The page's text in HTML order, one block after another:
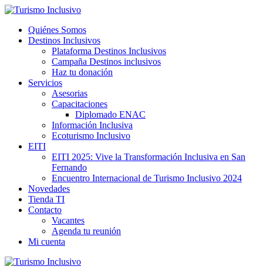
Quiénes Somos
Destinos Inclusivos
Plataforma Destinos Inclusivos
Campaña Destinos inclusivos
Haz tu donación
Servicios
Asesorias
Capacitaciones
Diplomado ENAC
Información Inclusiva
Ecoturismo Inclusivo
EITI
EITI 2025: Vive la Transformación Inclusiva en San
Fernando
Encuentro Internacional de Turismo Inclusivo 2024
Novedades
Tienda TI
Contacto
Vacantes
Agenda tu reunión
Mi cuenta